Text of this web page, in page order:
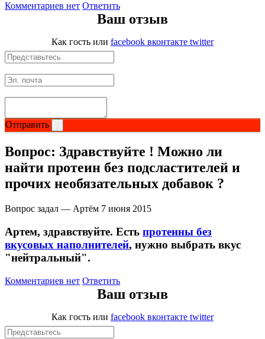
Комментариев нет Ответить
Ваш отзыв
Как гость или facebook вконтакте twitter
Отправить
Вопрос: Здравствуйте ! Можно ли
найти протеин без подсластителей и
прочих необязательных добавок ?
Вопрос задал — Артём 7 июня 2015
Артем, здравствуйте. Есть протеины без
вкусовых наполнителей, нужно выбрать вкус
"нейтральный".
Комментариев нет Ответить
Ваш отзыв
Как гость или facebook вконтакте twitter